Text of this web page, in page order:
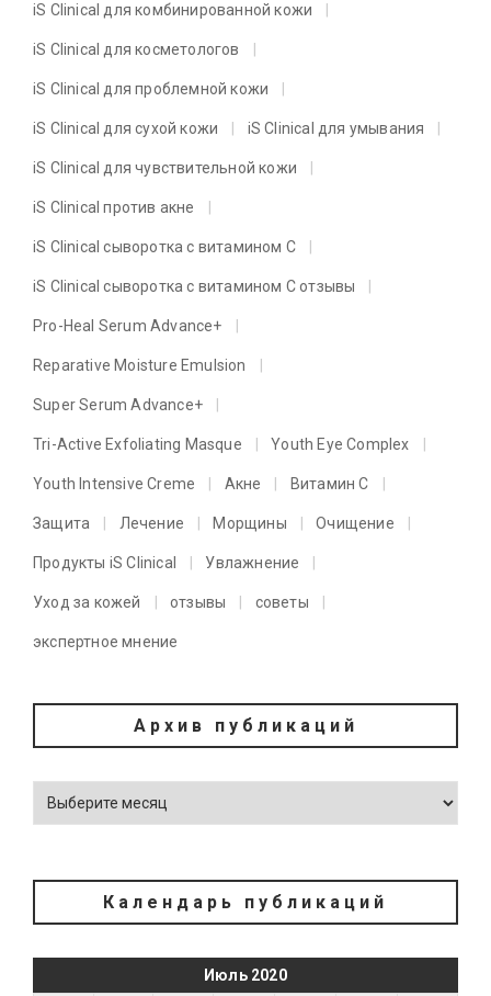
iS Clinical для комбинированной кожи
iS Clinical для косметологов
iS Clinical для проблемной кожи
iS Clinical для сухой кожи iS Clinical для умывания
iS Clinical для чувствительной кожи
iS Clinical против акне
iS Clinical сыворотка с витамином C
iS Clinical сыворотка с витамином C отзывы
Pro-Heal Serum Advance+
Reparative Moisture Emulsion
Super Serum Advance+
Tri-Active Exfoliating Masque Youth Eye Complex
Youth Intensive Creme Акне Витамин C
Защита Лечение Морщины Очищение
Продукты iS Clinical Увлажнение
Уход за кожей отзывы советы
экспертное мнение
Архив публикаций
Календарь публикаций
Июль 2020